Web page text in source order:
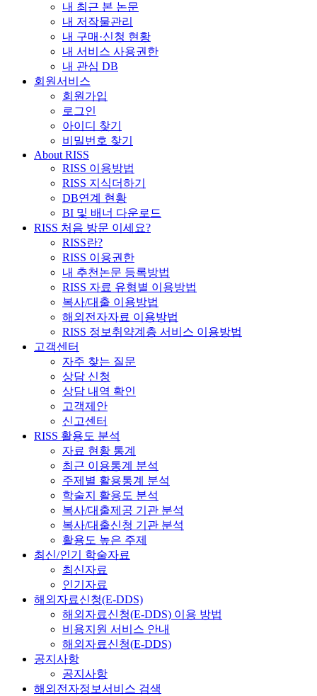
내 최근 본 논문
내 저작물관리
내 구매·신청 현황
내 서비스 사용권한
내 관심 DB
회원서비스
회원가입
로그인
아이디 찾기
비밀번호 찾기
About RISS
RISS 이용방법
RISS 지식더하기
DB연계 현황
BI 및 배너 다운로드
RISS 처음 방문 이세요?
RISS란?
RISS 이용권한
내 추천논문 등록방법
RISS 자료 유형별 이용방법
복사/대출 이용방법
해외전자자료 이용방법
RISS 정보취약계층 서비스 이용방법
고객센터
자주 찾는 질문
상담 신청
상담 내역 확인
고객제안
신고센터
RISS 활용도 분석
자료 현황 통계
최근 이용통계 분석
주제별 활용통계 분석
학술지 활용도 분석
복사/대출제공 기관 분석
복사/대출신청 기관 분석
활용도 높은 주제
최신/인기 학술자료
최신자료
인기자료
해외자료신청(E-DDS)
해외자료신청(E-DDS) 이용 방법
비용지원 서비스 안내
해외자료신청(E-DDS)
공지사항
공지사항
해외전자정보서비스 검색